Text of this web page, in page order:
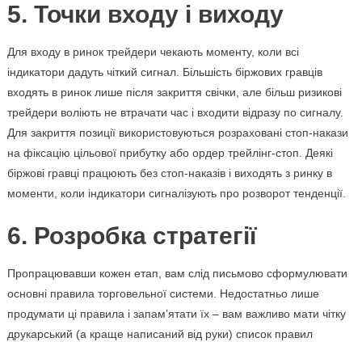
5. Точки входу і виходу
Для входу в ринок трейдери чекають моменту, коли всі
індикатори дадуть чіткий сигнал. Більшість біржових гравців
входять в ринок лише після закриття свічки, але більш ризикові
трейдери воліють не втрачати час і входити відразу по сигналу.
Для закриття позиції використовуються розраховані стоп-накази
на фіксацію цільової прибутку або ордер трейлінг-стоп. Деякі
біржові гравці працюють без стоп-наказів і виходять з ринку в
моменти, коли індикатори сигналізують про розворот тенденції.
6. Розробка стратегії
Пропрацювавши кожен етап, вам слід письмово сформулювати
основні правила торговельної системи. Недостатньо лише
продумати ці правила і запам’ятати їх – вам важливо мати чітку
друкарський (а краще написаний від руки) список правил